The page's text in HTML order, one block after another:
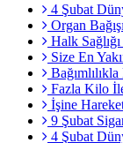
4 Şubat
Organ
Halk
Size En
Fazla Kilo
İşine
9 Şubat
4 Şubat